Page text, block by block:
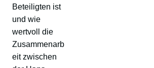
Beteiligten ist
und wie
wertvoll die
Zusammenarb
eit zwischen